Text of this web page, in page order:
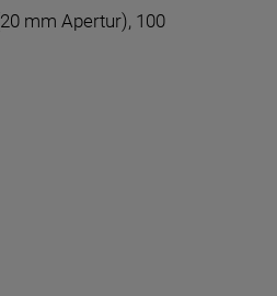
mm Apertur), 100